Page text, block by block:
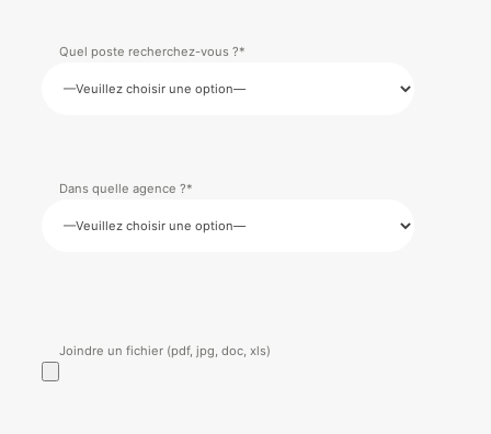
Quel poste recherchez-vous ?*
Dans quelle agence ?*
Joindre un fichier (pdf, jpg, doc, xls)